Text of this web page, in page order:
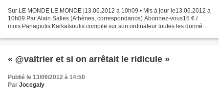
Sur LE MONDE LE MONDE |13.06.2012 à 10h09 • Mis à jour le13.06.2012 à
10h09 Par Alain Salles (Athènes, correspondance) Abonnez-vous15 € /
mois Panagiotis Karkatsoulis compile sur son ordinateur toutes les données
« @valtrier et si on arrêtait le ridicule »
Publié le 13/06/2012 à 14:50
Par Jocegaly